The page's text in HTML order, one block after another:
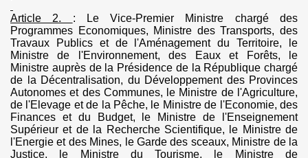
Article 2. : Le Vice-Premier Ministre chargé des
Programmes Economiques, Ministre des Transports, des
Travaux Publics et de l'Aménagement du Territoire, le
Ministre de l'Environnement, des Eaux et Forêts, le
Ministre auprès de la Présidence de la République chargé
de la Décentralisation, du Développement des Provinces
Autonomes et des Communes, le Ministre de l'Agriculture,
de l'Elevage et de la Pêche, le Ministre de l'Economie, des
Finances et du Budget, le Ministre de l'Enseignement
Supérieur et de la Recherche Scientifique, le Ministre de
l'Energie et des Mines, le Garde des sceaux, Ministre de la
Justice, le Ministre du Tourisme, le Ministre de